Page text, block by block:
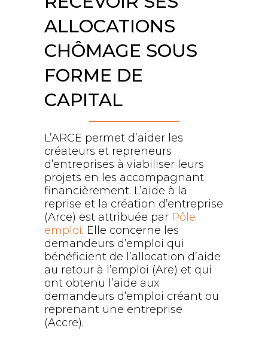
ALLOCATIONS
CHÔMAGE SOUS
FORME DE
CAPITAL
L’ARCE permet d’aider les
créateurs et repreneurs
d’entreprises à viabiliser leurs
projets en les accompagnant
financièrement. L’aide à la
reprise et la création d’entreprise
(Arce) est attribuée par Pôle
emploi. Elle concerne les
demandeurs d’emploi qui
bénéficient de l’allocation d’aide
au retour à l’emploi (Are) et qui
ont obtenu l’aide aux
demandeurs d’emploi créant ou
reprenant une entreprise
(Accre).